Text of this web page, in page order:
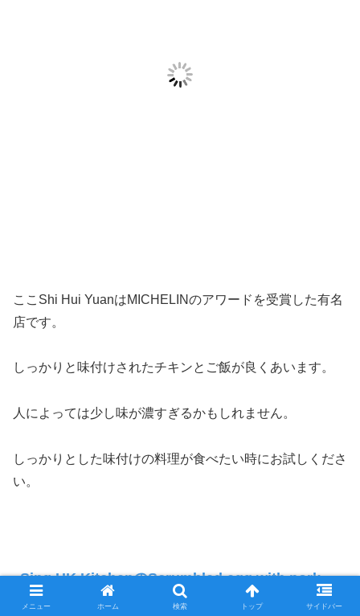
ここShi Hui YuanはMICHELINのアワードを受賞した有名
店です。
しっかりと味付けされたチキンとご飯が良くあいます。
人によっては少し味が濃すぎるかもしれません。
しっかりとした味付けの料理が食べたい時にお試しくださ
い。
Sing HK KitchenのScrumbled egg with pork
chop rice
メニュー ホーム 検索 トップ サイドバー